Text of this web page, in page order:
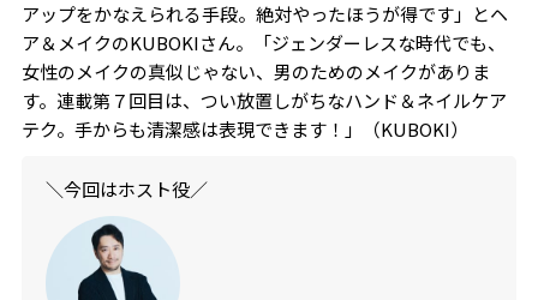
アップをかなえられる手段。絶対やったほうが得です」とヘ
ア＆メイクのKUBOKIさん。「ジェンダーレスな時代でも、
女性のメイクの真似じゃない、男のためのメイクがありま
す。連載第７回目は、つい放置しがちなハンド＆ネイルケア
テク。手からも清潔感は表現できます！」（KUBOKI）
＼今回はホスト役／